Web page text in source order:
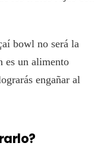
bowl no será la
es un alimento
engañar al